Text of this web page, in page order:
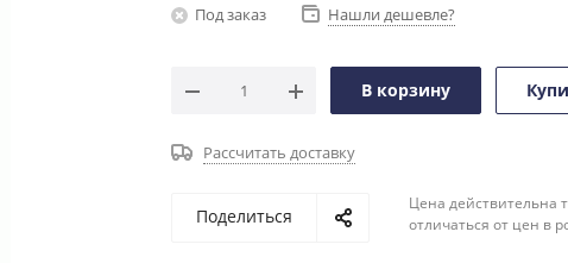
Под заказ Нашли дешевле?
В корзину
Рассчитать доставку
Поделиться
Цена действительна
отличаться от цен в